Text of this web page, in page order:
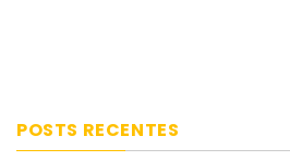
POSTS RECENTES